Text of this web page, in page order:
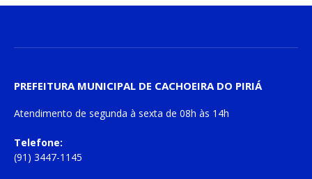
PREFEITURA MUNICIPAL DE CACHOEIRA DO PIRIÁ
Atendimento de segunda à sexta de 08h às 14h
Telefone:
(91) 3447-1145